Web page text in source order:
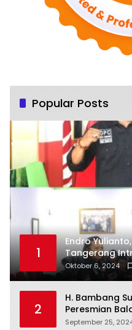
Popular Posts
1
Endro Yulianto,
Tangerang
Masyarakat
Putuskan
Oktober 6, 2024
2
H. Bambang
Peresmian
Wadah Baru
September 25,